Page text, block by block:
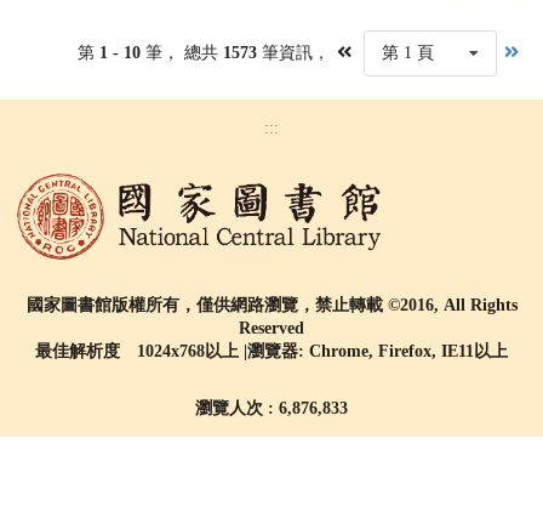
第 1 - 10 筆， 總共 1573筆資訊， 第 1 頁
:::
國家圖書館版權所有，僅供網路瀏覽，禁止轉載 ©2016, All Rights
Reserved
最佳解析度 1024x768以上 |瀏覽器: Chrome, Firefox, IE11以上
瀏覽人次 : 6,876,833